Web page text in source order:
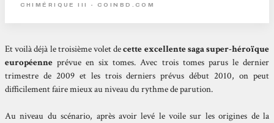
CHIMÉRIQUE III - COINBD.COM
Et voilà déjà le troisième volet decette excellente saga super-héroïque
européenne prévue en six tomes. Avec trois tomes parus le dernier
trimestre de 2009 et les trois derniers prévus début 2010, on peut
difficilement faire mieux au niveau du rythme de parution.
Au niveau du scénario, après avoir levé le voile sur les origines de la